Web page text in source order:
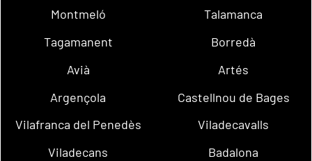
Montmeló
Talamanca
Tagamanent
Borredà
Avià
Artés
Argençola
Castellnou de Bages
Vilafranca del Penedès
Viladecavalls
Viladecans
Badalona